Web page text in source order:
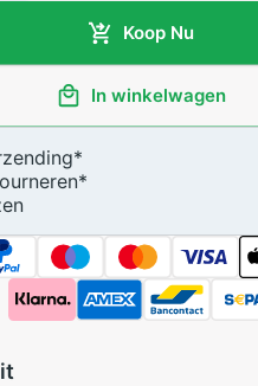
Koop Nu
In winkelwagen
*
*